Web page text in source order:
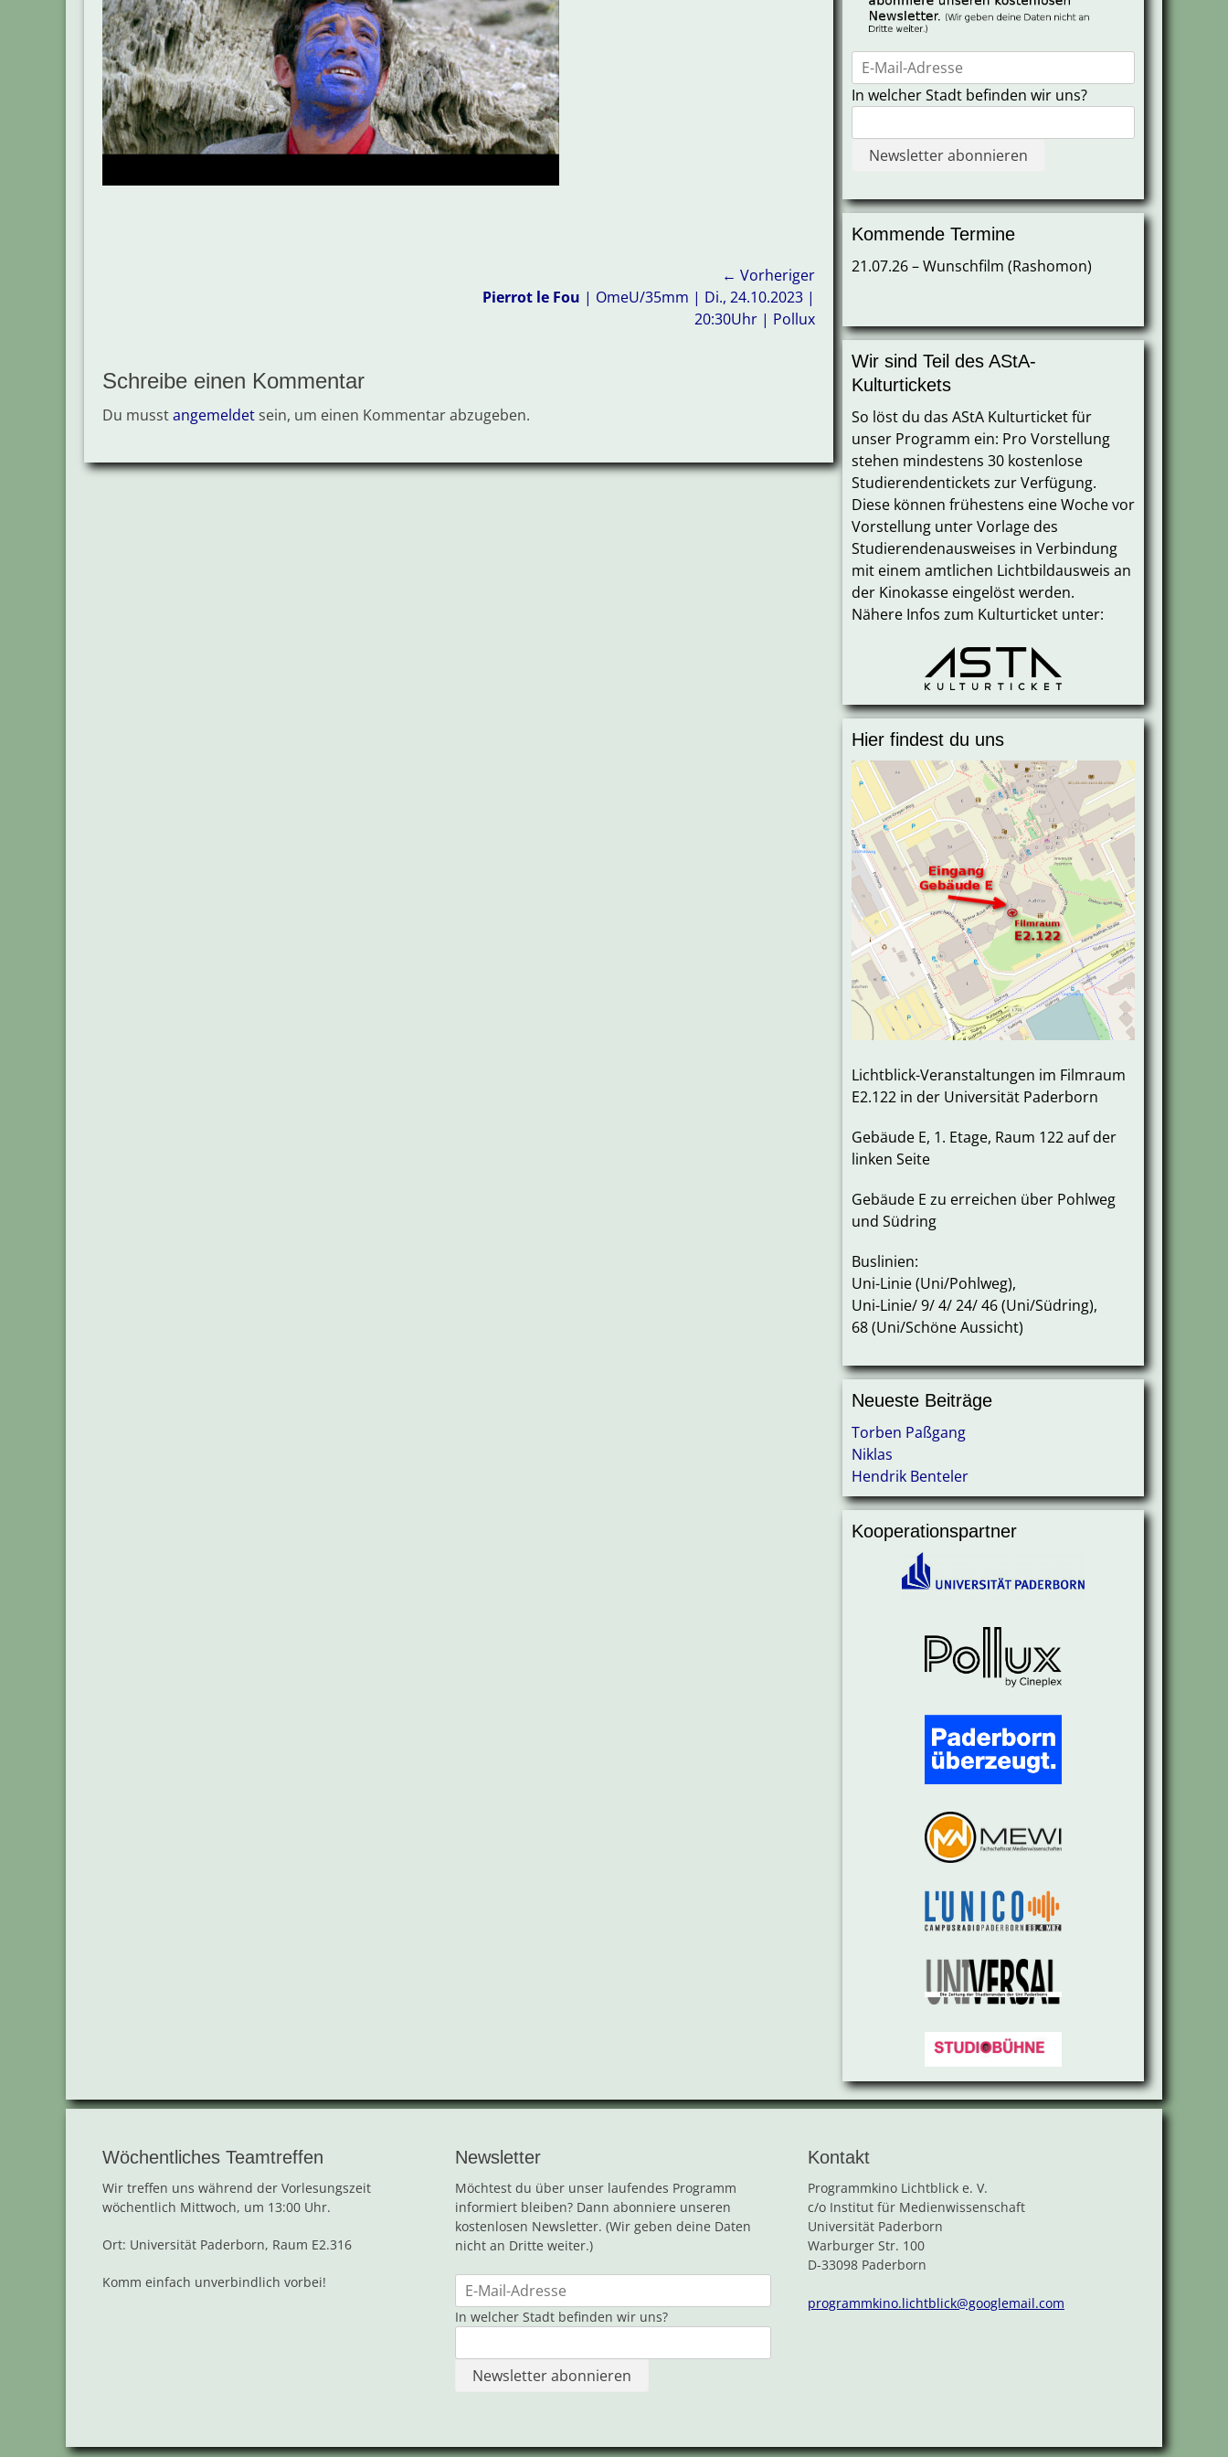
← Vorheriger
Vorheriger
Pierrot le Fou | OmeU/35mm | Di., 24.10.2023 |
20:30Uhr | Pollux
Schreibe einen Kommentar
Du musstangemeldet sein, um einen Kommentar abzugeben.
In welcher Stadt befinden wir uns?
Kommende Termine
21.07.26 – Wunschfilm (Rashomon)
Wir sind Teil des AStA-
Kulturtickets
So löst du das AStA Kulturticket für
unser Programm ein: Pro Vorstellung
stehen mindestens 30 kostenlose
Studierendentickets zur Verfügung.
Diese können frühestens eine Woche vor
Vorstellung unter Vorlage des
Studierendenausweises in Verbindung
mit einem amtlichen Lichtbildausweis an
der Kinokasse eingelöst werden.
Nähere Infos zum Kulturticket unter:
Hier findest du uns
Lichtblick-Veranstaltungen im Filmraum
E2.122 in der Universität Paderborn
Gebäude E, 1. Etage, Raum 122 auf der
linken Seite
Gebäude E zu erreichen über Pohlweg
und Südring
Buslinien:
Uni-Linie (Uni/Pohlweg),
Uni-Linie/ 9/ 4/ 24/ 46 (Uni/Südring),
68 (Uni/Schöne Aussicht)
Neueste Beiträge
Torben Paßgang
Niklas
Hendrik Benteler
Kooperationspartner
Wöchentliches Teamtreffen
Wir treffen uns während der Vorlesungszeit
wöchentlich Mittwoch, um 13:00 Uhr.
Ort: Universität Paderborn, Raum E2.316
Komm einfach unverbindlich vorbei!
Newsletter
Möchtest du über unser laufendes Programm
informiert bleiben? Dann abonniere unseren
kostenlosen Newsletter. (Wir geben deine Daten
nicht an Dritte weiter.)
In welcher Stadt befinden wir uns?
Kontakt
Programmkino Lichtblick e. V.
c/o Institut für Medienwissenschaft
Universität Paderborn
Warburger Str. 100
D-33098 Paderborn
programmkino.lichtblick@googlemail.com